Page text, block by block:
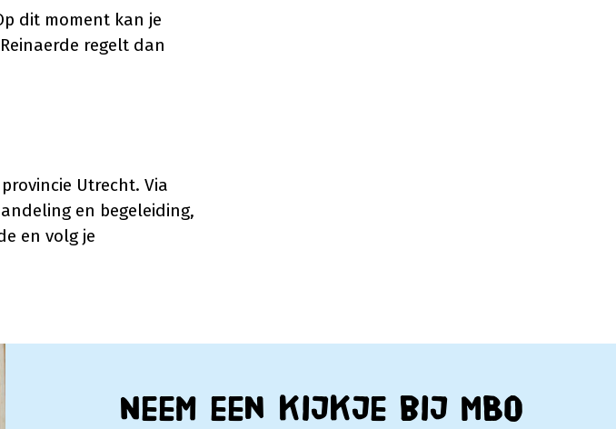
dit moment kan je
regelt dan
Utrecht. Via
en begeleiding,
en volg je
Neem een kijkje bij MBO